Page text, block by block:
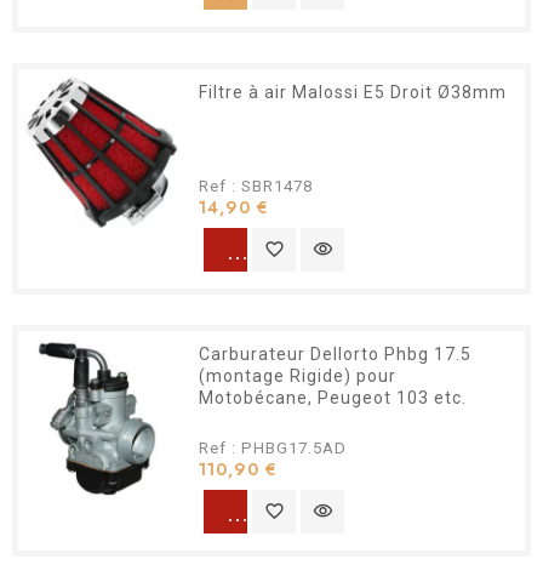
Filtre à air Malossi E5 Droit Ø38mm
Ref : SBR1478
14,90 €
favorite_border visibility
Carburateur Dellorto Phbg 17.5
(montage Rigide) pour
Motobécane, Peugeot 103 etc.
Ref : PHBG17.5AD
110,90 €
favorite_border visibility